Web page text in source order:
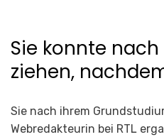
Sie konnte
ziehen,
Sie nach ihrem
Webredakteurin bei RTL